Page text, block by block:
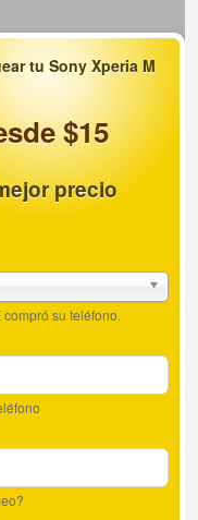
tu Sony Xperia M
$15
precio
su teléfono.